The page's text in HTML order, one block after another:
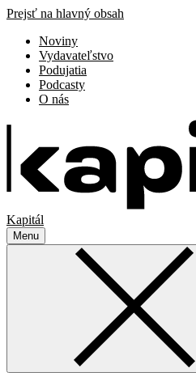
Prejsť na hlavný obsah
Noviny
Vydavateľstvo
Podujatia
Podcasty
O nás
Kapitál
Menu